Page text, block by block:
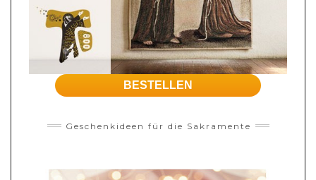
BESTELLEN
Geschenkideen für die Sakramente